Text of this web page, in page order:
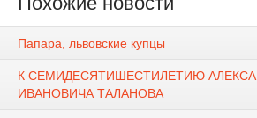
Папара, львовские купцы
К СЕМИДЕСЯТИШЕСТИЛЕТИЮ
ИВАНОВИЧА ТАЛАНОВА